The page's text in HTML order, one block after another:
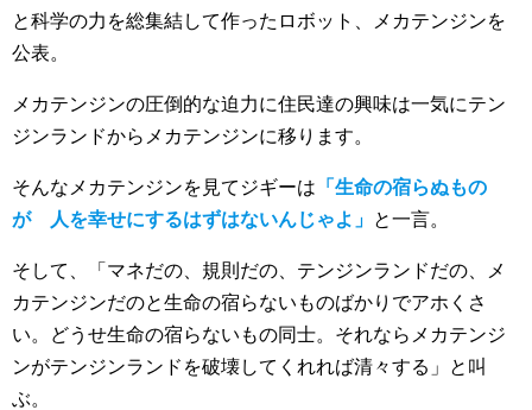
と科学の力を総集結して作ったロボット、メカテンジンを
公表。
メカテンジンの圧倒的な迫力に住民達の興味は一気にテン
ジンランドからメカテンジンに移ります。
そんなメカテンジンを見てジギーは 「生命の宿らぬもの
が 人を幸せにするはずはないんじゃよ」 と一言。
そして、「マネだの、規則だの、テンジンランドだの、メ
カテンジンだのと生命の宿らないものばかりでアホくさ
い。どうせ生命の宿らないもの同士。それならメカテンジ
ンがテンジンランドを破壊してくれれば清々する」と叫
ぶ。